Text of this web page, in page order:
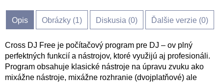
Opis Obrázky (1) Diskusia (0) Ďalšie verzie (0)
Cross DJ Free je počítačový program pre DJ – ov plný
perfektných funkcií a nástrojov, ktoré využijú aj profesionáli.
Program obsahuje klasické nástroje na úpravu zvuku ako
mixážne nástroje, mixážne rozhranie (dvojplatňové) ale